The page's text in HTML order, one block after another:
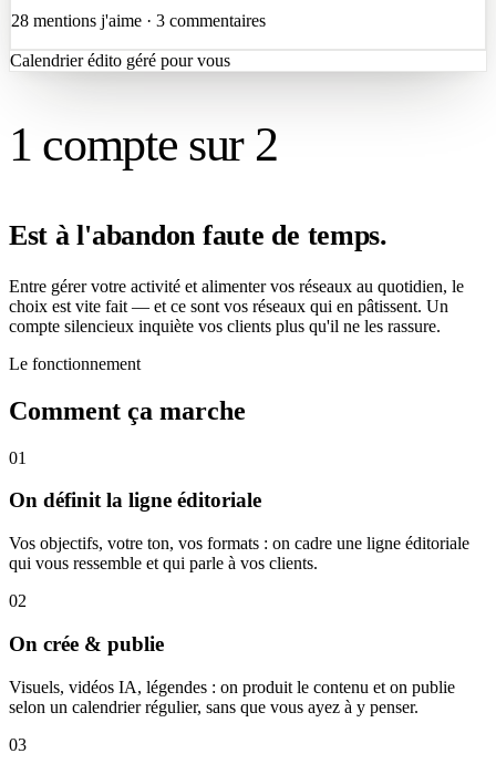
28 mentions j'aime · 3 commentaires
Calendrier édito géré pour vous
1 compte sur 2
Est à l'abandon faute de temps.
Entre gérer votre activité et alimenter vos réseaux au quotidien, le
choix est vite fait — et ce sont vos réseaux qui en pâtissent. Un
compte silencieux inquiète vos clients plus qu'il ne les rassure.
Le fonctionnement
Comment ça marche
01
On définit la ligne éditoriale
Vos objectifs, votre ton, vos formats : on cadre une ligne éditoriale
qui vous ressemble et qui parle à vos clients.
02
On crée & publie
Visuels, vidéos IA, légendes : on produit le contenu et on publie
selon un calendrier régulier, sans que vous ayez à y penser.
03